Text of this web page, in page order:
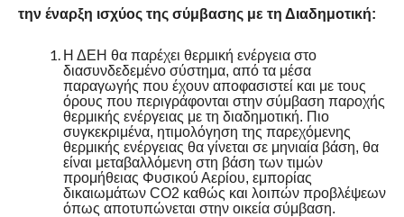
την έναρξη ισχύος της σύμβασης με τη Διαδημοτική:
Η ΔΕΗ θα παρέχει θερμική ενέργεια στο
διασυνδεδεμένο σύστημα, από τα μέσα
παραγωγής που έχουν αποφασιστεί και με τους
όρους που περιγράφονται στην σύμβαση παροχής
θερμικής ενέργειας με τη διαδημοτική. Πιο
συγκεκριμένα, ητιμολόγηση της παρεχόμενης
θερμικής ενέργειας θα γίνεται σε μηνιαία βάση, θα
είναι μεταβαλλόμενη στη βάση των τιμών
προμήθειας Φυσικού Αερίου, εμπορίας
δικαιωμάτων CO2 καθώς και λοιπών προβλέψεων
όπως αποτυπώνεται στην οικεία σύμβαση.